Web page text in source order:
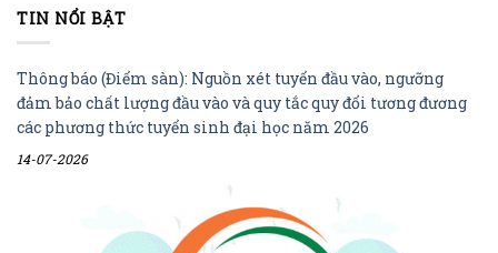
TIN NỔI BẬT
Thông báo (Điểm sàn): Nguồn xét tuyển đầu vào, ngưỡng
đảm bảo chất lượng đầu vào và quy tắc quy đổi tương đương
các phương thức tuyển sinh đại học năm 2026
14-07-2026